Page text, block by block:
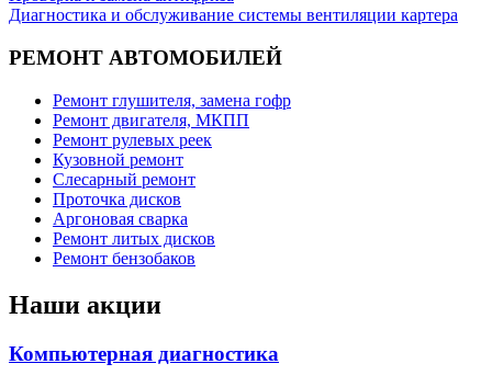
Диагностика и обслуживание системы вентиляции картера
РЕМОНТ АВТОМОБИЛЕЙ
Ремонт глушителя, замена гофр
Ремонт двигателя, МКПП
Ремонт рулевых реек
Кузовной ремонт
Слесарный ремонт
Проточка дисков
Аргоновая сварка
Ремонт литых дисков
Ремонт бензобаков
Наши акции
Компьютерная диагностика